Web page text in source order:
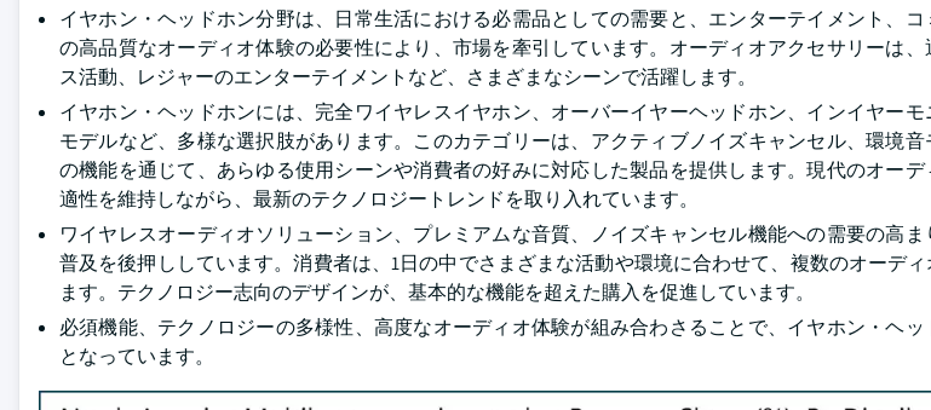
イヤホン・ヘッドホン分野は、日常生活における必需品としての需要と、エンターテイメント、
の高品質なオーディオ体験の必要性により、市場を牽引しています。オーディオアクセサリーは
ス活動、レジャーのエンターテイメントなど、さまざまなシーンで活躍します。
イヤホン・ヘッドホンには、完全ワイヤレスイヤホン、オーバーイヤーヘッドホン、インイヤー
モデルなど、多様な選択肢があります。このカテゴリーは、アクティブノイズキャンセル、環境
の機能を通じて、あらゆる使用シーンや消費者の好みに対応した製品を提供します。現代のオー
適性を維持しながら、最新のテクノロジートレンドを取り入れています。
ワイヤレスオーディオソリューション、プレミアムな音質、ノイズキャンセル機能への需要の高
普及を後押ししています。消費者は、1日の中でさまざまな活動や環境に合わせて、複数のオーデ
ます。テクノロジー志向のデザインが、基本的な機能を超えた購入を促進しています。
必須機能、テクノロジーの多様性、高度なオーディオ体験が組み合わさることで、イヤホン・ヘ
となっています。